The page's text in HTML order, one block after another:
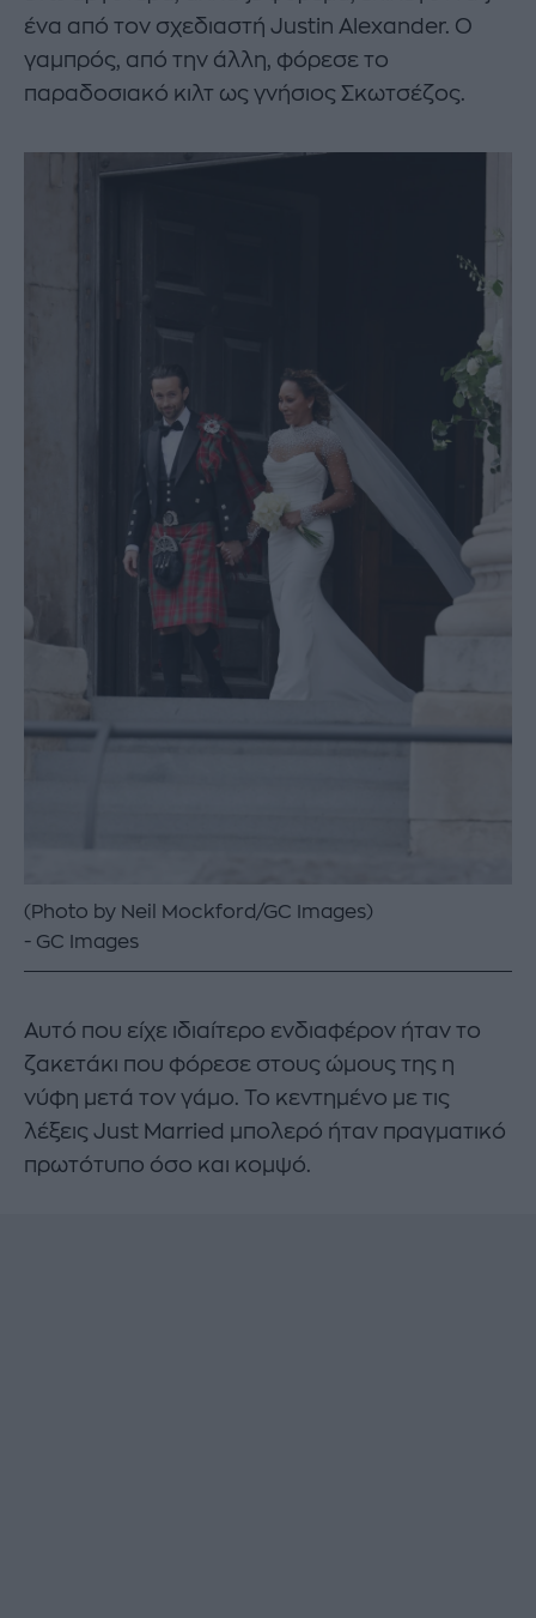
ένα από τον σχεδιαστή Justin Alexander. O
γαμπρός, από την άλλη, φόρεσε το
παραδοσιακό κιλτ ως γνήσιος Σκωτσέζος.
(Photo by Neil Mockford/GC Images)
GC Images
Αυτό που είχε ιδιαίτερο ενδιαφέρον ήταν το
ζακετάκι που φόρεσε στους ώμους της η
νύφη μετά τον γάμο. Το κεντημένο με τις
λέξεις Just Married μπολερό ήταν πραγματικό
πρωτότυπο όσο και κομψό.